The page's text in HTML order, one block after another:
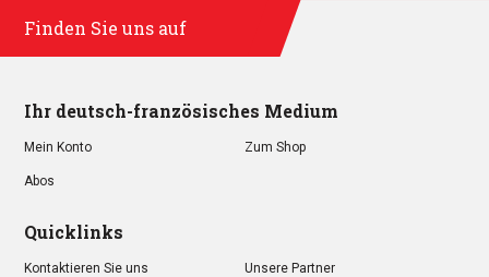
Finden Sie uns auf
Ihr deutsch-französisches Medium
Mein Konto Zum Shop
Abos
Quicklinks
Kontaktieren Sie uns Unsere Partner